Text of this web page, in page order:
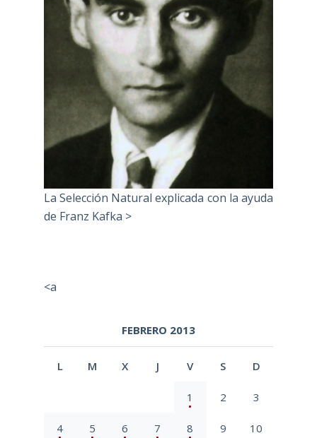
La Selección Natural explicada con la ayuda
de Franz Kafka >
<a
FEBRERO 2013
L M X J V S D
1 2 3
4 5 6 7 8 9 10